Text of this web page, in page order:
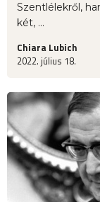
Szentlélekről,
két, ...
Chiara Lubich
2022. július 18.